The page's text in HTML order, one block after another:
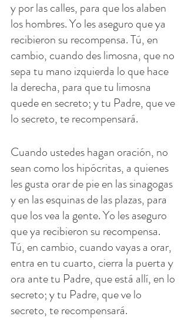
y por las calles, para que los alaben
los hombres. Yo les aseguro que ya
recibieron su recompensa. Tú, en
cambio, cuando des limosna, que no
sepa tu mano izquierda lo que hace
la derecha, para que tu limosna
quede en secreto; y tu Padre, que ve
lo secreto, te recompensará.
Cuando ustedes hagan oración, no
sean como los hipócritas, a quienes
les gusta orar de pie en las sinagogas
y en las esquinas de las plazas, para
que los vea la gente. Yo les aseguro
que ya recibieron su recompensa.
Tú, en cambio, cuando vayas a orar,
entra en tu cuarto, cierra la puerta y
ora ante tu Padre, que está allí, en lo
secreto; y tu Padre, que ve lo
secreto, te recompensará.